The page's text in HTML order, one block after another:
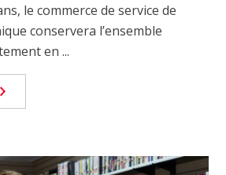
le commerce de service de
conservera l’ensemble
en ...